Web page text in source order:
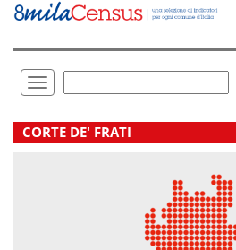
Vai
direttamente
Toggle
navigation
.
CORTE DE' FRATI